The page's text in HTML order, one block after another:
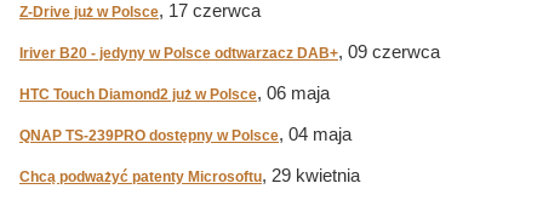
Z-Drive już w Polsce, 17 czerwca
Iriver B20 - jedyny w Polsce odtwarzacz DAB+, 09 czerwca
HTC Touch Diamond2 już w Polsce, 06 maja
QNAP TS-239PRO dostępny w Polsce, 04 maja
Chcą podważyć patenty Microsoftu, 29 kwietnia